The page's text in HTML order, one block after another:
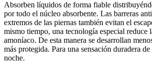
Absorben líquidos de forma fiable
por todo el núcleo absorbente. Las barreras
extremos de las piernas también evitan el
mismo tiempo, una tecnología especial reduce
amoníaco. De esta manera se desarrollan
más protegida. Para una sensación duradera
noche.